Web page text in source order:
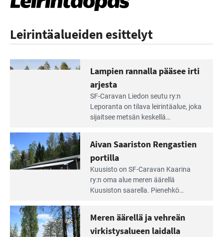
Leirintäalueiden esittelyt
rannalla
pääsee
irti
arjesta
Lampien rannalla pääsee irti
arjesta
SF-Caravan Liedon seutu ry:n
Leporanta on tilava leirintäalue, joka
sijaitsee metsän kes­kellä
tarjoaa ympäris­töineen kauniit
maisemat ja loistavat virkistäytymis­
mahdollisuudet.
Lue
Saariston
Rengastien
portilla
Aivan Saariston Rengastien
portilla
Kuusisto on SF-Caravan Kaarina
ry:n oma alue meren äärellä
Kuusiston saarella. Pie­nehkö
Meren äärellä ja vehreän
virkistysalueen laidalla